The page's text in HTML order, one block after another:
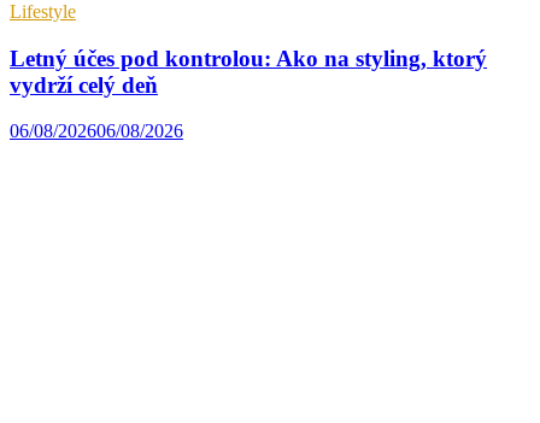
Lifestyle
Letný účes pod kontrolou: Ako na styling, ktorý
vydrží celý deň
06/08/202606/08/2026